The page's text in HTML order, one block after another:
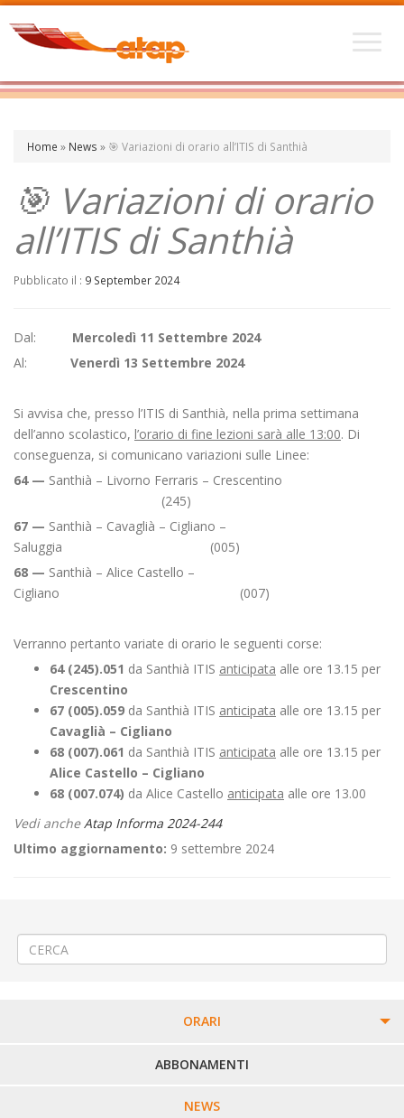
Home » News » 🎯 Variazioni di orario all’ITIS di Santhià
🎯 Variazioni di orario
all’ITIS di Santhià
Pubblicato il : 9 September 2024
Dal:
Mercoledì 11 Settembre 2024
Al: Venerdì 13 Settembre 2024
Si avvisa che, presso l’ITIS di Santhià, nella prima settimana
dell’anno scolastico, l’orario di fine lezioni sarà alle 13:00. Di
conseguenza, si comunicano variazioni sulle Linee:
64 — Santhià – Livorno Ferraris – Crescentino
(245)
67 — Santhià – Cavaglià – Cigliano –
Saluggia (005)
68 — Santhià – Alice Castello –
Cigliano (007)
Verranno pertanto variate di orario le seguenti corse:
64 (245).051 da Santhià ITIS anticipata alle ore 13.15 per
Crescentino
67 (005).059 da Santhià ITIS anticipata alle ore 13.15 per
Cavaglià – Cigliano
68 (007).061 da Santhià ITIS anticipata alle ore 13.15 per
Alice Castello – Cigliano
68 (007.074) da Alice Castello anticipata alle ore 13.00
Vedi ancheAtap Informa 2024-244
Ultimo aggiornamento: 9 settembre 2024
ORARI
PERCORSI URBANI IN BIELLA
LINEE URBANE VERCELLI
ABBONAMENTI
NEWS